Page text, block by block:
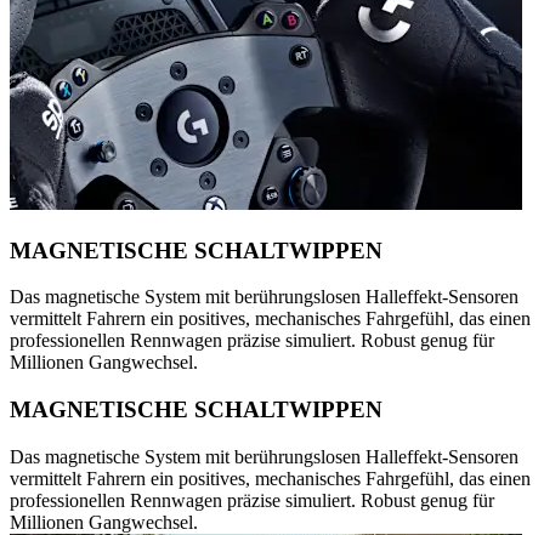
MAGNETISCHE SCHALTWIPPEN
Das magnetische System mit berührungslosen Halleffekt-Sensoren
vermittelt Fahrern ein positives, mechanisches Fahrgefühl, das einen
professionellen Rennwagen präzise simuliert. Robust genug für
Millionen Gangwechsel.
MAGNETISCHE SCHALTWIPPEN
Das magnetische System mit berührungslosen Halleffekt-Sensoren
vermittelt Fahrern ein positives, mechanisches Fahrgefühl, das einen
professionellen Rennwagen präzise simuliert. Robust genug für
Millionen Gangwechsel.